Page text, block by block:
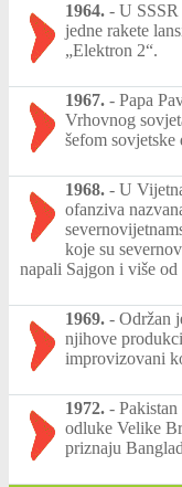
1964. - U
jedne rakete
„Elektron 2“.
1967. - Papa
Vrhovnog
šefom
1968. - U
ofanziva
koje su
napali Sajgon i više
1969. - Održan
njihove
improvizovani
1972. -
odluke Velike
priznaju